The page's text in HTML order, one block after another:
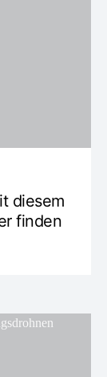
diesem
finden